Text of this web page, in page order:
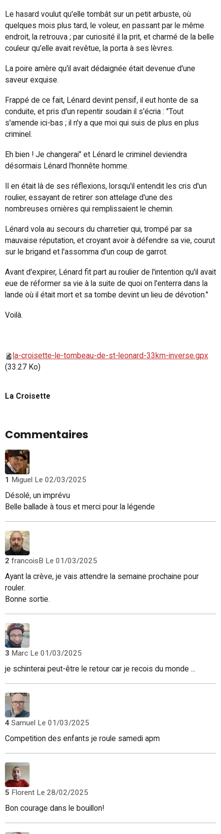
Le hasard voulut qu'elle tombât sur un petit arbuste, où
quelques mois plus tard, le voleur, en passant par le même
endroit, la retrouva ; par curiosité il la prit, et charmé de la belle
couleur qu'elle avait revêtue, la porta à ses lèvres.
La poire amère qu'il avait dédaignée était devenue d'une
saveur exquise.
Frappé de ce fait, Lénard devint pensif, il eut honte de sa
conduite, et pris d'un repentir soudain il s'écria : "Tout
s'amende ici-bas ; il n'y a que moi qui suis de plus en plus
criminel.
Eh bien ! Je changerai" et Lénard le criminel deviendra
désormais Lénard l'honnête homme.
Il en était là de ses réflexions, lorsqu'il entendit les cris d'un
roulier, essayant de retirer son attelage d'une des
nombreuses ornières qui remplissaient le chemin.
Lénard vola au secours du charretier qui, trompé par sa
mauvaise réputation, et croyant avoir à défendre sa vie, courut
sur le brigand et l'assomma d'un coup de garrot.
Avant d'expirer, Lénard fit part au roulier de l'intention qu'il avait
eue de réformer sa vie à la suite de quoi on l'enterra dans la
lande où il était mort et sa tombe devint un lieu de dévotion."
Voilà.
la-croisette-le-tombeau-de-st-leonard-33km-inverse.gpx
(33.27 Ko)
La Croisette
Commentaires
1 Miguel Le 02/03/2025
Désolé, un imprévu
Belle ballade à tous et merci pour la légende
2 francoisB Le 01/03/2025
Ayant la crève, je vais attendre la semaine prochaine pour
rouler.
Bonne sortie.
3 Marc Le 01/03/2025
je schinterai peut-être le retour car je recois du monde ...
4 Samuel Le 01/03/2025
Competition des enfants je roule samedi apm
5 Florent Le 28/02/2025
Bon courage dans le bouillon!